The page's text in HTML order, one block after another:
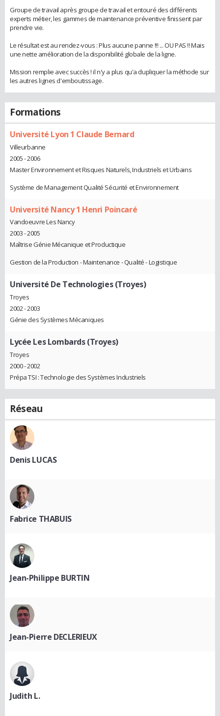
Groupe de travail après groupe de travail et entouré des différents
experts métier, les gammes de maintenance préventive finissent par
prendre vie.
Le résultat est au rendez-vous : Plus aucune panne !!! ... OU PAS !! Mais
une nette amélioration de la disponibilité globale de la ligne.
Mission remplie avec succès ! il n'y a plus qu'a dupliquer la méthode sur
les autres lignes d'emboutissage.
Formations
Université Lyon 1 Claude Bernard
Villeurbanne
2005 - 2006
Master Environnement et Risques Naturels, Industriels et Urbains
Système de Management Qualité Sécurité et Environnement
Université Nancy 1 Henri Poincaré
Vandoeuvre Les Nancy
2003 - 2005
Maîtrise Génie Mécanique et Productique
Gestion de la Production - Maintenance - Qualité - Logistique
Université De Technologies (Troyes)
Troyes
2002 - 2003
Génie des Systèmes Mécaniques
Lycée Les Lombards (Troyes)
Troyes
2000 - 2002
Prépa TSI : Technologie des Systèmes Industriels
Réseau
Denis LUCAS
Fabrice THABUIS
Jean-Philippe BURTIN
Jean-Pierre DECLERIEUX
Judith L.